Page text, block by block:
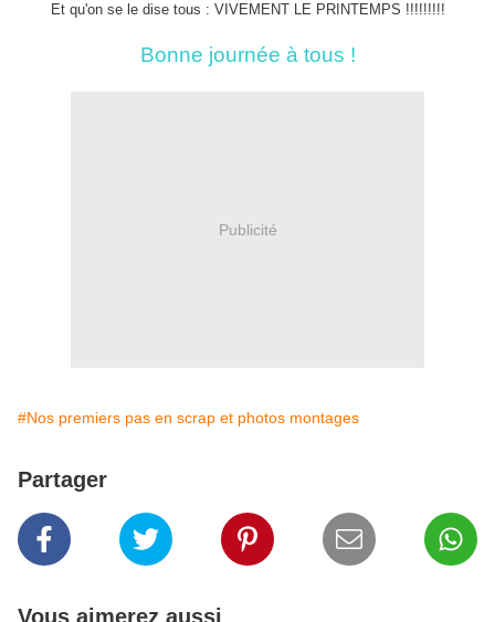
Et qu'on se le dise tous : VIVEMENT LE PRINTEMPS !!!!!!!!!
Bonne journée à tous !
Publicité
#Nos premiers pas en scrap et photos montages
Partager
Vous aimerez aussi